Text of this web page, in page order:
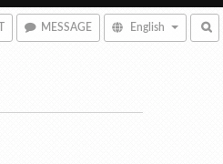
MESSAGE English